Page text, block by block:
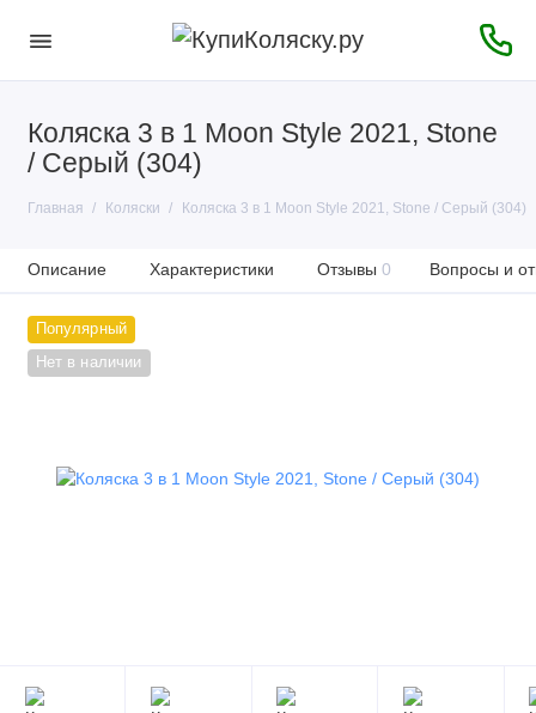
Коляска 3 в 1 Moon Style 2021, Stone
/ Серый (304)
Главная Коляски Коляска 3 в 1 Moon Style 2021, Stone / Серый (304)
Описание Характеристики Отзывы 0 Вопросы и
Популярный
Нет в наличии